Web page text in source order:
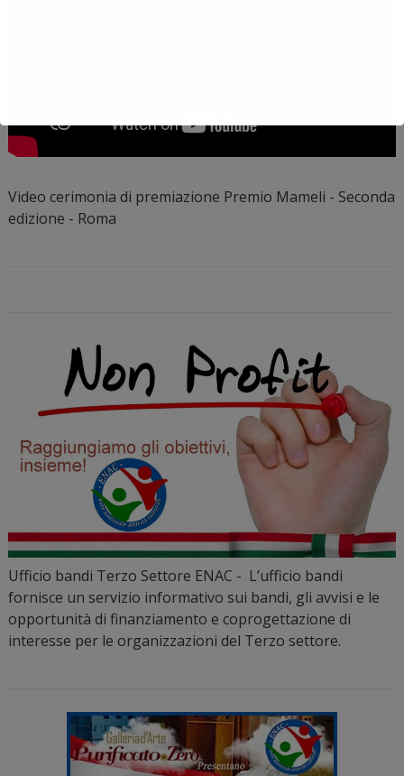
Video cerimonia di premiazione Premio Mameli - Seconda
edizione - Roma
Ufficio bandi Terzo Settore ENAC - L’ufficio bandi
fornisce un servizio informativo sui bandi, gli avvisi e le
opportunità di finanziamento e coprogettazione di
interesse per le organizzazioni del Terzo settore.